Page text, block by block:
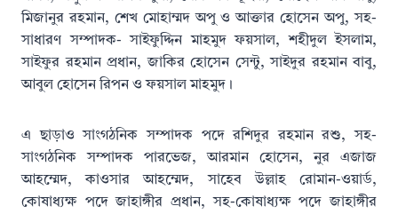
মিজানুর রহমান, শেখ মোহাম্মদ অপু ও আক্তার হোসেন অপু, সহ-
সাধারণ সম্পাদক- সাইফুদ্দিন মাহমুদ ফয়সাল, শহীদুল ইসলাম,
সাইফুর রহমান প্রধান, জাকির হোসেন সেন্টু, সাইদুর রহমান বাবু,
আবুল হোসেন রিপন ও ফয়সাল মাহমুদ।
এ ছাড়াও সাংগঠনিক সম্পাদক পদে রশিদুর রহমান রশু, সহ-
সাংগঠনিক সম্পাদক পারভেজ, আরমান হোসেন, নুর এজাজ
আহম্মেদ, কাওসার আহম্মেদ, সাহেব উল্লাহ রোমান-ওয়ার্ড,
কোষাধ্যক্ষ পদে জাহাঙ্গীর প্রধান, সহ-কোষাধ্যক্ষ পদে জাহাঙ্গীর